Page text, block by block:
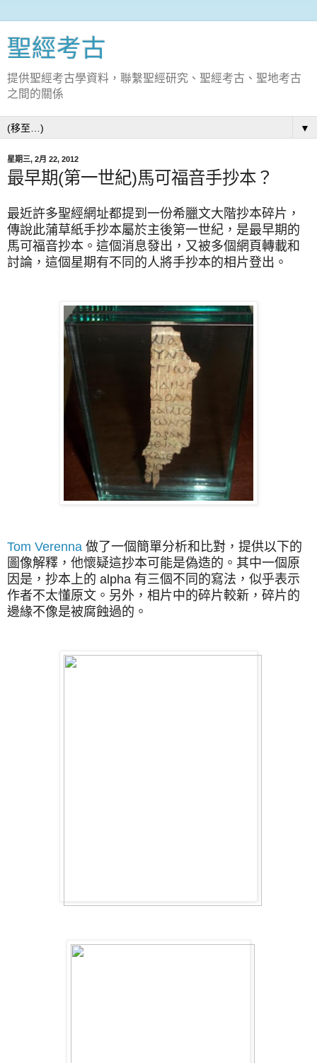
聖經考古
提供聖經考古學資料，聯繫聖經研究、聖經考古、聖地考古
之間的關係
▼
星期三, 2月 22, 2012
最早期(第一世紀)馬可福音手抄本？
最近許多聖經網址都提到一份希臘文大階抄本碎片，
傳說此蒲草紙手抄本屬於主後第一世紀，是最早期的
馬可福音抄本。這個消息發出，又被多個網頁轉載和
討論，這個星期有不同的人將手抄本的相片登出。
Tom Verenna 做了一個簡單分析和比對，提供以下的
圖像解釋，他懷疑這抄本可能是偽造的。其中一個原
因是，抄本上的 alpha 有三個不同的寫法，似乎表示
作者不太懂原文。另外，相片中的碎片較新，碎片的
邊緣不像是被腐蝕過的。